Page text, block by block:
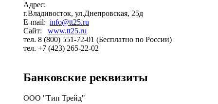
Адрес:
г.Владивосток, ул.Днепровская, 25д
E-mail: info@tt25.ru
Сайт: www.tt25.ru
тел. 8 (800) 551-72-01 (Бесплатно по России)
тел. +7 (423) 265-22-02
Банковские реквизиты
ООО "Тип Трейд"